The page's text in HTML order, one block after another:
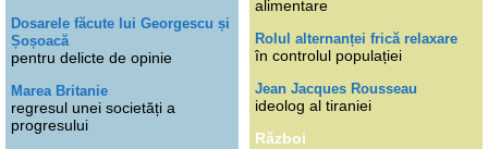
Dosarele făcute lui Georgescu și
Șoșoacă
pentru delicte de opinie
Marea Britanie
regresul unei societăți a
progresului
alimentare
Rolul alternanței frică relaxare
în controlul populației
Jean Jacques Rousseau
ideolog al tiraniei
Război